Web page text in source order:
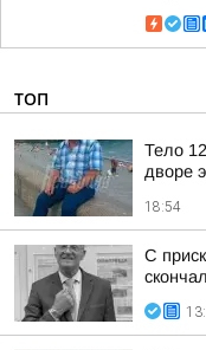
ТОП
Тело
дворе
18:54
С